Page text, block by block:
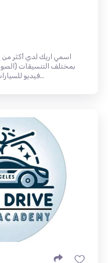
بمختلف التنسيقات
فيديو للسيارات والعقارات ومدونات الفيديو وا...